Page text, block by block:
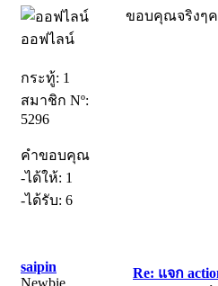
ออฟไลน์
กระทู้: 1
สมาชิก Nº:
5296
คำขอบคุณ
-ได้ให้: 1
-ได้รับ: 6
ขอบคุณจริงๆ
saipin
Newbie
Re: แจก